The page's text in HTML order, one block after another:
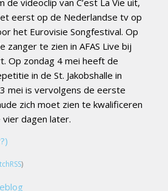
eerst op de Nederlandse tv op
het Eurovisie Songfestival. Op
zanger te zien in AFAS Live bij
Op zondag 4 mei heeft de
in de St. Jakobshalle in
mei is vervolgens de eerste
zich moet zien te kwalificeren
dagen later.
)